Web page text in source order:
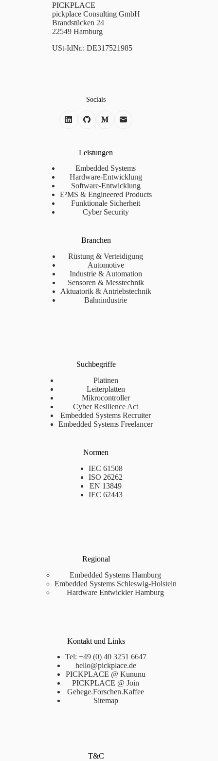
PICKPLACE
pickplace Consulting GmbH
Brandstücken 24
22549 Hamburg
USt-IdNr.: DE317521985
Socials
Leistungen
Embedded Systems
Hardware-Entwicklung
Software-Entwicklung
E²MS & Engineered Products
Funktionale Sicherheit
Cyber Security
Branchen
Rüstung & Verteidigung
Automotive
Industrie & Automation
Sensoren & Messtechnik
Aktuatorik & Antriebstechnik
Bahnindustrie
Suchbegriffe
Platinen
Leiterplatten
Mikrocontroller
Cyber Resilience Act
Embedded Systems Recruiter
Embedded Systems Freelancer
Normen
IEC 61508
ISO 26262
EN 13849
IEC 62443
Regional
Embedded Systems Hamburg
Embedded Systems Schleswig-Holstein
Hardware Entwickler Hamburg
Kontakt und Links
Tel: +49 (0) 40 3251 6647
hello@pickplace.de
PICKPLACE @ Kununu
PICKPLACE @ Join
Gehege.Forschen.Kaffee
Sitemap
T&C